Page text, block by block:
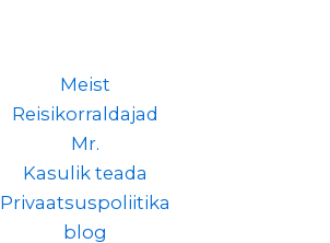
Meist
Reisikorraldajad
Mr.
Kasulik teada
Privaatsuspoliitika
blog